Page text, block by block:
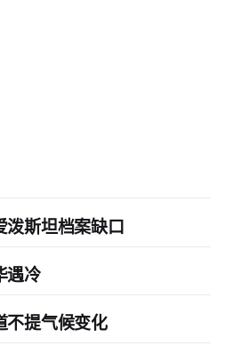
泼斯坦档案缺口
遇冷
不提气候变化